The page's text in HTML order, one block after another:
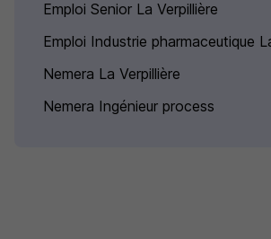
Emploi Senior La Verpillière
Emploi Industrie pharmaceutique
Nemera La Verpillière
Nemera Ingénieur process